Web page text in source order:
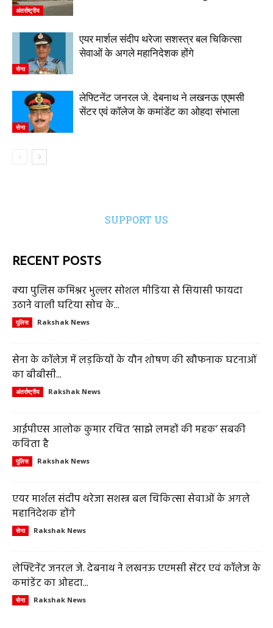
अंतर्राष्ट्रीय
सेना
एयर मार्शल संदीप थरेजा सशस्त्र बल चिकित्सा
सेवाओं के अगले महानिदेशक होंगे
सेना
लेफ्टिनेंट जनरल जे. देबनाथ ने लखनऊ एएमसी
सेंटर एवं कॉलेज के कमांडेंट का ओहदा संभाला
SUPPORT US
RECENT POSTS
क्या पुलिस कमिश्नर भुल्लर सोशल मीडिया से सियासी फायदा
उठाने वाली घटिया सोच के...
पुलिस Rakshak News
सेना के कॉलेज में लड़कियों के यौन शोषण की खौफनाक घटनाओं
का बीबीसी...
अंतर्राष्ट्रीय Rakshak News
आईपीएस आलोक कुमार रचित ‘साझे लमहों की महक’ सबकी
कविता है
पुलिस Rakshak News
एयर मार्शल संदीप थरेजा सशस्त्र बल चिकित्सा सेवाओं के अगले
महानिदेशक होंगे
सेना Rakshak News
लेफ्टिनेंट जनरल जे. देबनाथ ने लखनऊ एएमसी सेंटर एवं कॉलेज के
कमांडेंट का ओहदा...
सेना Rakshak News